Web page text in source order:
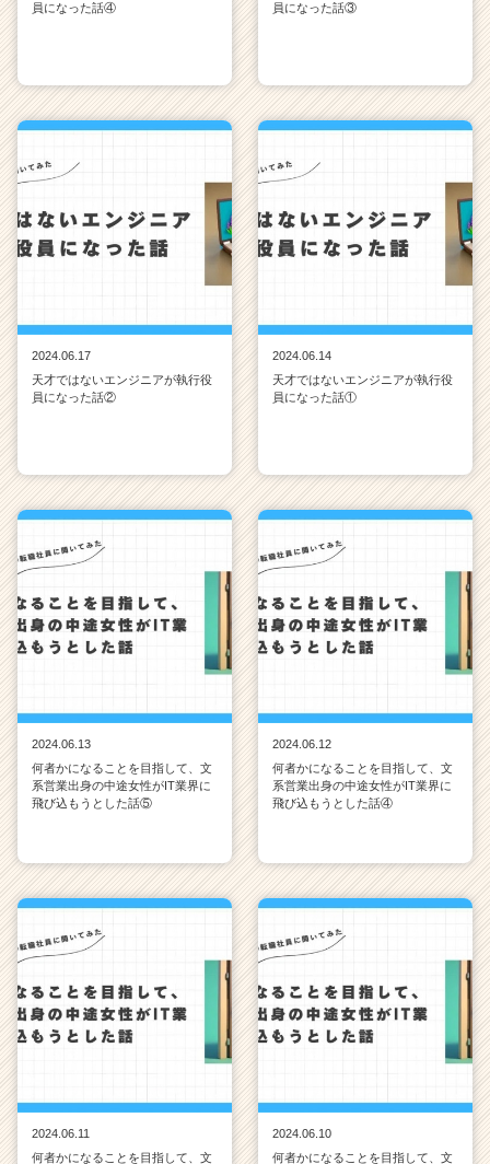
員になった話④
員になった話③
2024.06.17
天才ではないエンジニアが執行役
員になった話②
2024.06.14
天才ではないエンジニアが執行役
員になった話①
2024.06.13
何者かになることを目指して、文
系営業出身の中途女性がIT業界に
飛び込もうとした話⑤
2024.06.12
何者かになることを目指して、文
系営業出身の中途女性がIT業界に
飛び込もうとした話④
2024.06.11
何者かになることを目指して、文
2024.06.10
何者かになることを目指して、文